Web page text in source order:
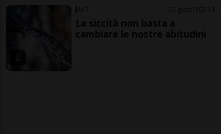
AFT 2 gior 10 13
La siccità non basta a
cambiare le nostre abitudini